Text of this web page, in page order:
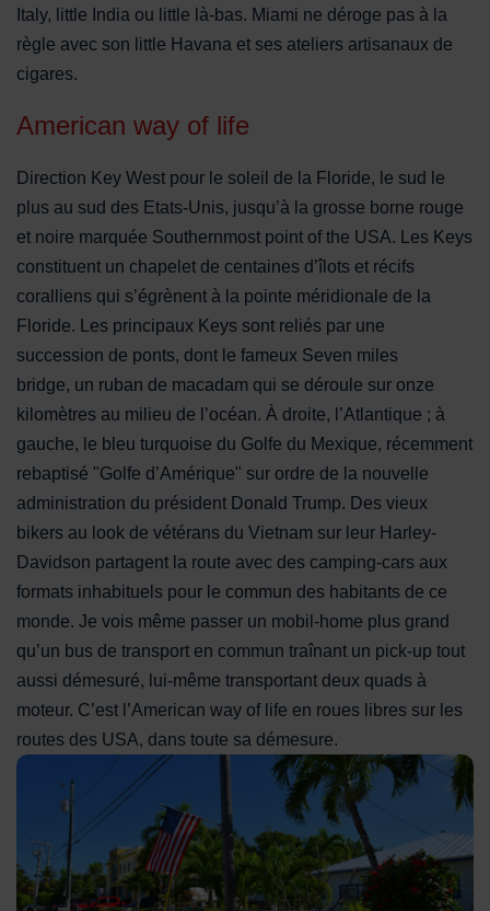
Nombreux les Américains affichant leurs opinions politiques
Italy, little India ou little là-bas. Miami ne déroge pas à la
règle avec son little Havana et ses ateliers artisanaux de
cigares.
American way of life
Direction Key West pour le soleil de la Floride, le sud le
plus au sud des Etats-Unis, jusqu’à la grosse borne rouge
et noire marquée Southernmost point of the USA. Les Keys
constituent un chapelet de centaines d’îlots et récifs
coralliens qui s’égrènent à la pointe méridionale de la
Floride. Les principaux Keys sont reliés par une
succession de ponts, dont le fameux Seven miles
bridge, un ruban de macadam qui se déroule sur onze
kilomètres au milieu de l’océan. À droite, l’Atlantique ; à
gauche, le bleu turquoise du Golfe du Mexique, récemment
rebaptisé "Golfe d’Amérique" sur ordre de la nouvelle
administration du président Donald Trump. Des vieux
bikers au look de vétérans du Vietnam sur leur Harley-
Davidson partagent la route avec des camping-cars aux
formats inhabituels pour le commun des habitants de ce
monde. Je vois même passer un mobil-home plus grand
qu’un bus de transport en commun traînant un pick-up tout
aussi démesuré, lui-même transportant deux quads à
moteur. C’est l’American way of life en roues libres sur les
routes des USA, dans toute sa démesure.